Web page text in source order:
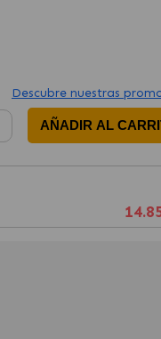
Descubre nuestras
AÑADIR AL